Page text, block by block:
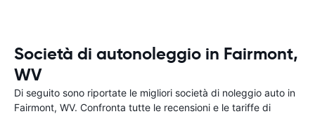
Società di autonoleggio in Fairmont,
WV
Di seguito sono riportate le migliori società di noleggio auto in
Fairmont, WV. Confronta tutte le recensioni e le tariffe di